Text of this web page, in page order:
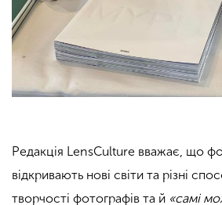
Редакція LensCulture вважає, що
відкривають нові світи та різні
творчості фотографів та й «самі